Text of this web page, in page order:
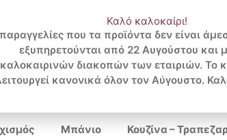
Search
...
Μπάνιο Κουζίνα –
Καλό καλοκαίρι!
που τα προϊόντα δεν είναι
εξυπηρετούνται από 22 Αυγούστου και
καλοκαιρινών διακοπών των εταιριών. Το
κανονικά όλον τον Αύγουστο.